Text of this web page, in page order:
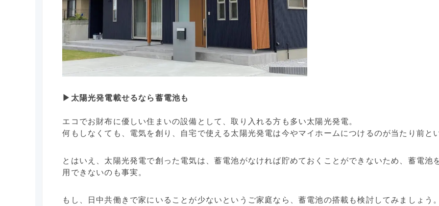
▶︎太陽光発電載せるなら蓄電池も
エコでお財布に優しい住まいの設備として、取り入れる方も多い太陽光発電。
何もしなくても、電気を創り、自宅で使える太陽光発電は今やマイホームにつけるのが当たり前と
とはいえ、太陽光発電で創った電気は、蓄電池がなければ貯めておくことができないため、蓄電池
用できないのも事実。
もし、日中共働きで家にいることが少ないというご家庭なら、蓄電池の搭載も検討してみましょう